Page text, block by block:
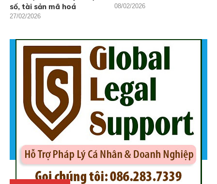
số, tài sản mã hoá
27/02/2026
08/02/2026